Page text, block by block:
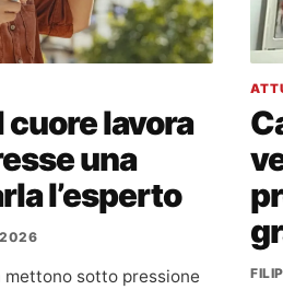
cuore lavora
una
l’esperto
2026
sotto pressione